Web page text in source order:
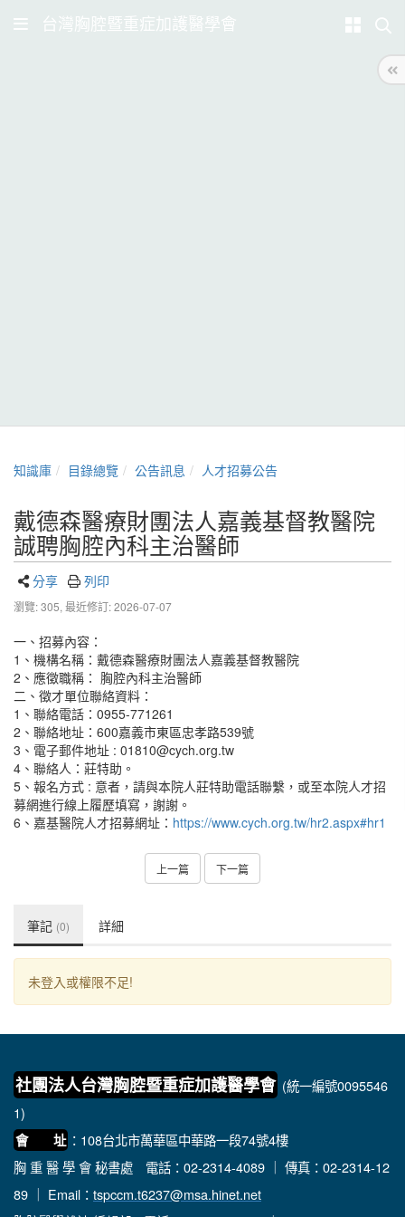
台灣胸腔暨重症加護醫學會
知識庫 目錄總覽 公告訊息 人才招募公告
戴德森醫療財團法人嘉義基督教醫院
誠聘胸腔內科主治醫師
分享 列印
瀏覽: 305, 最近修訂: 2026-07-07
一、招募內容：
1、機構名稱：戴德森醫療財團法人嘉義基督教醫院
2、應徵職稱： 胸腔內科主治醫師
二、徵才單位聯絡資料：
1、聯絡電話：0955-771261
2、聯絡地址：600嘉義市東區忠孝路539號
3、電子郵件地址 : 01810@cych.org.tw
4、聯絡人：莊特助。
5、報名方式 : 意者，請與本院人莊特助電話聯繫，或至本院人才招
募網進行線上履歷填寫，謝謝。
6、嘉基醫院人才招募網址： https://www.cych.org.tw/hr2.aspx#hr1
上一篇 下一篇
筆記 (0) 詳細
未登入或權限不足!
社團法人台灣胸腔暨重症加護醫學會 (統一編號0095546
1)
會 址 ：108台北市萬華區中華路一段74號4樓
胸 重 醫 學 會 秘書處 電話：02-2314-4089 ｜ 傳真：02-2314-12
89 ｜ Email： tspccm.t6237@msa.hinet.net